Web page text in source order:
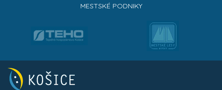
MESTSKÉ PODNIKY